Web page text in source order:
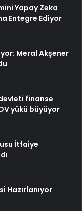
Yapay Zeka
Entegre Ediyor
Meral Akşener
finanse
yükü büyüyor
İtfaiye
Hazırlanıyor